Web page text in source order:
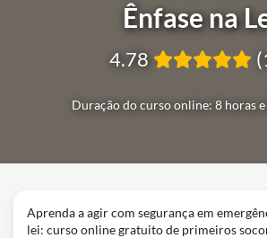
Ênfase na
Duração do curso online: 8 horas
4.78
Aprenda a agir com segurança em
lei: curso online gratuito de primeiros